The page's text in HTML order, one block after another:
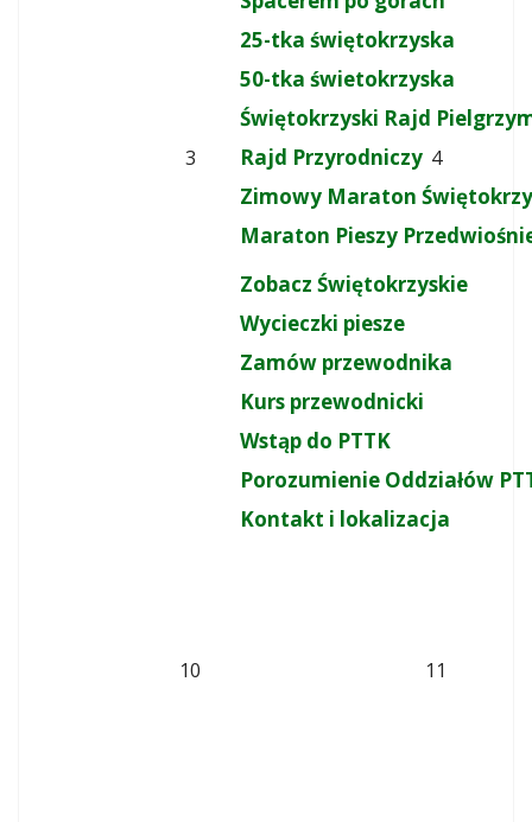
25-tka świętokrzyska
50-tka świetokrzyska
Świętokrzyski Rajd
Rajd Przyrodniczy
Zimowy Maraton
Maraton Pieszy
Zobacz Świętokrzyskie
Wycieczki piesze
Zamów przewodnika
Kurs przewodnicki
Wstąp do PTTK
Porozumienie Oddziałów
Kontakt i lokalizacja
3 4
10 11